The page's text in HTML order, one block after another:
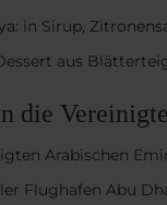
in Sirup,
aus
die
Arabischen
Flughafen Abu